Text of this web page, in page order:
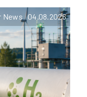
News 04.08.2026